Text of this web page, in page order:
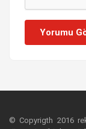
Yorumu
© Copyrigth 2016